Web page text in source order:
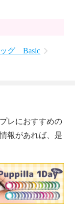
グ Basic
レにおすすめの
報があれば、是